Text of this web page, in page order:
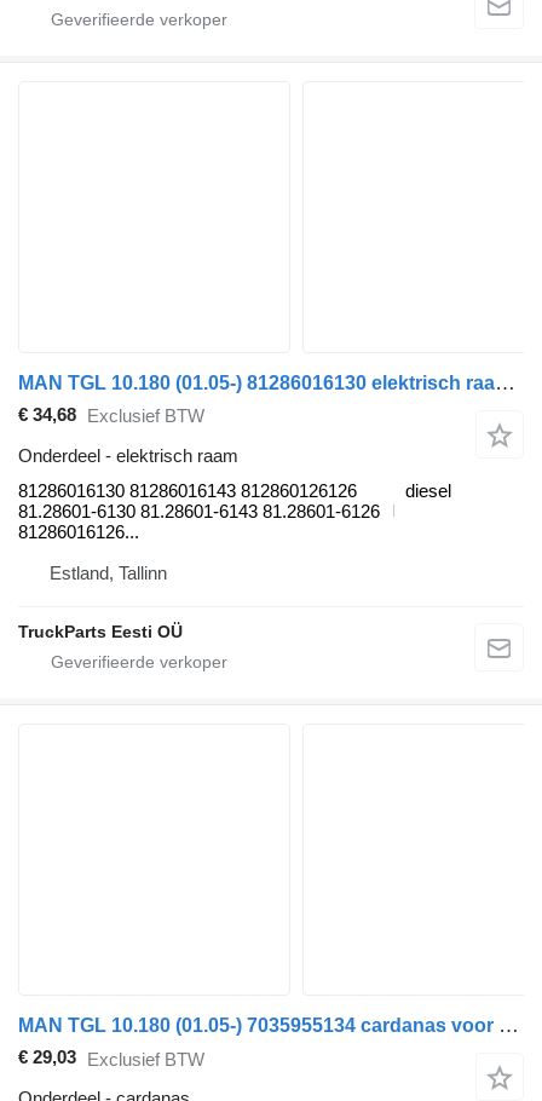
MAN TGL 10.180 (01.05-) 81286016130 elektrisch raam voor MAN TGL, TGM, TGS, TGX (2005-2021) trekker
€ 34,68 Exclusief BTW
Onderdeel - elektrisch raam
81286016130 81286016143 812860126126
81.28601-6130 81.28601-6143 81.28601-6126
81286016126...
diesel
Estland, Tallinn
TruckParts Eesti OÜ
MAN TGL 10.180 (01.05-) 7035955134 cardanas voor MAN TGL, TGM, TGS, TGX (2005-2021) trekker
€ 29,03 Exclusief BTW